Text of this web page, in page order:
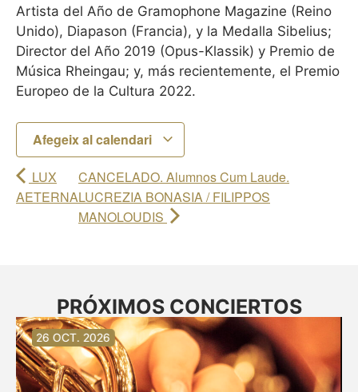
Artista del Año de Gramophone Magazine (Reino
Unido), Diapason (Francia), y la Medalla Sibelius;
Director del Año 2019 (Opus-Klassik) y Premio de
Música Rheingau; y, más recientemente, el Premio
Europeo de la Cultura 2022.
Afegeix al calendari
LUX
AETERNA
CANCELADO. Alumnos Cum Laude.
LUCREZIA BONASIA / FILIPPOS
MANOLOUDIS
PRÓXIMOS CONCIERTOS
30 AG. 2026
30 AG. 2026
13 SET. 2026
20 SET. 2026
20 SET. 2026
26 SET. 2026
03 OCT. 2026
16 OCT. 2026
26 OCT. 2026